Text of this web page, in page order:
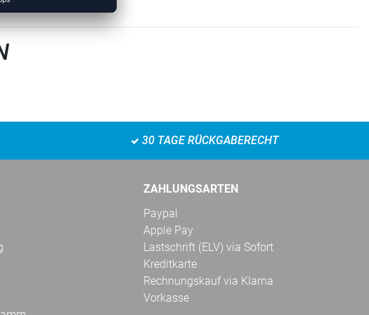
30 TAGE RÜCKGABERECHT
ZAHLUNGSARTEN
Paypal
Apple Pay
Lastschrift (ELV) via Sofort
Kreditkarte
Rechnungskauf via Klarna
Vorkasse